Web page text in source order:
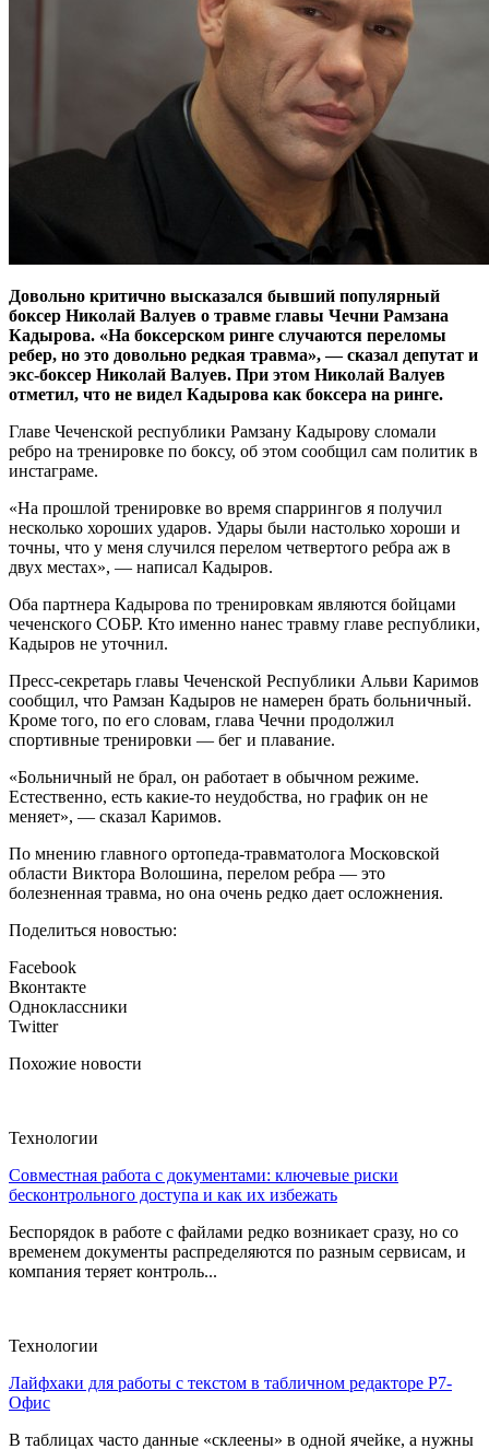
Довольно критично высказался бывший популярный
боксер Николай Валуев о травме главы Чечни Рамзана
Кадырова. «На боксерском ринге случаются переломы
ребер, но это довольно редкая травма», — сказал депутат и
экс-боксер Николай Валуев. При этом Николай Валуев
отметил, что не видел Кадырова как боксера на ринге.
Главе Чеченской республики Рамзану Кадырову сломали
ребро на тренировке по боксу, об этом сообщил сам политик в
инстаграме.
«На прошлой тренировке во время спаррингов я получил
несколько хороших ударов. Удары были настолько хороши и
точны, что у меня случился перелом четвертого ребра аж в
двух местах», — написал Кадыров.
Оба партнера Кадырова по тренировкам являются бойцами
чеченского СОБР. Кто именно нанес травму главе республики,
Кадыров не уточнил.
Пресс-секретарь главы Чеченской Республики Альви Каримов
сообщил, что Рамзан Кадыров не намерен брать больничный.
Кроме того, по его словам, глава Чечни продолжил
спортивные тренировки — бег и плавание.
«Больничный не брал, он работает в обычном режиме.
Естественно, есть какие-то неудобства, но график он не
меняет», — сказал Каримов.
По мнению главного ортопеда-травматолога Московской
области Виктора Волошина, перелом ребра — это
болезненная травма, но она очень редко дает осложнения.
Поделиться новостью:
Facebook
Вконтакте
Одноклассники
Twitter
Похожие новости
Технологии
Совместная работа с документами: ключевые риски
бесконтрольного доступа и как их избежать
Беспорядок в работе с файлами редко возникает сразу, но со
временем документы распределяются по разным сервисам, и
компания теряет контроль...
Технологии
Лайфхаки для работы с текстом в табличном редакторе Р7-
Офис
В таблицах часто данные «склеены» в одной ячейке, а нужны